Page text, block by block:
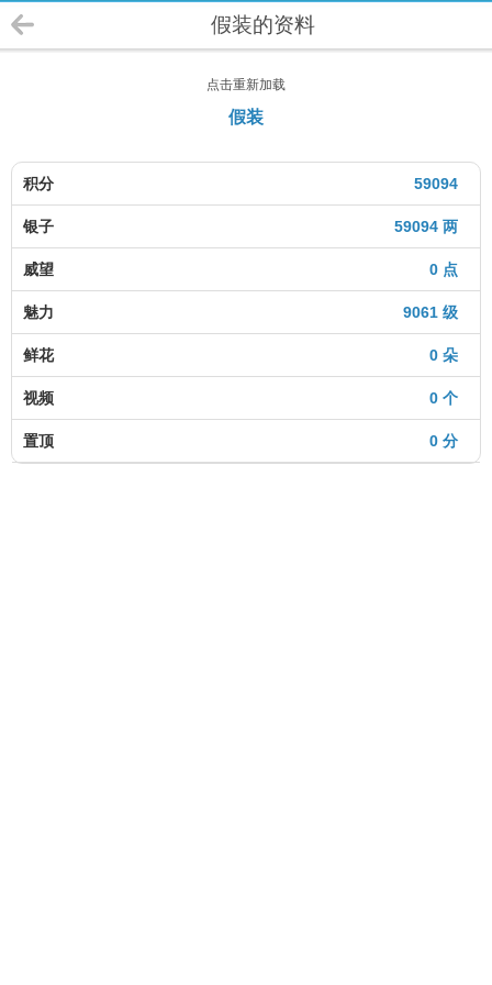
假装的资料
点击重新加载
假装
59094
积分
59094 两
银子
0 点
威望
9061 级
魅力
0 朵
鲜花
0 个
视频
0 分
置顶